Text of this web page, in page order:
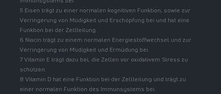
5 Eisen trägt zu einer normalen kognitiven Funktion, sowie zur
Verringerung von Müdigkeit und Erschöpfung bei und hat eine
Funktion bei der Zellteilung.
6 Niacin trägt zu einem normalen Energiestoffwechsel und zur
Verringerung von Müdigkeit und Ermüdung bei.
7 Vitamin E trägt dazu bei, die Zellen vor oxidativem Stress zu
schützen.
8 Vitamin D hat eine Funktion bei der Zellteilung und trägt zu
einer normalen Funktion des Immunsystems bei.